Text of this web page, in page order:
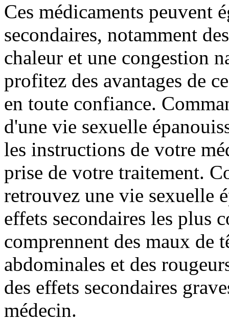
Ces médicaments peuvent
secondaires, notamment
chaleur et une congestion
profitez des avantages de
en toute confiance.
d'une vie sexuelle
les instructions de votre
prise de votre traitement.
retrouvez une vie sexuelle
effets secondaires les plus
comprennent des maux de
abdominales et des
des effets secondaires
médecin.